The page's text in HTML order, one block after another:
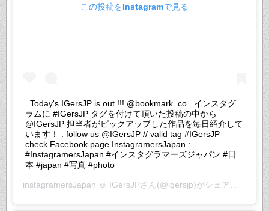
この投稿をInstagramで見る
. Today's IGersJP is out !!! @bookmark_co . インスタグ
ラムに #IGersJP タグを付けて頂いた投稿の中から
@IGersJP 担当者がピックアップした作品を毎日紹介して
います！ : follow us @IGersJP // valid tag #IGersJP
check Facebook page InstagramersJapan :
#InstagramersJapan #インスタグラマーズジャパン #日
本 #japan #写真 #photo
instagramersJapan ☺︎ IGersJPさん(@igersjp)がシェアした投稿 –